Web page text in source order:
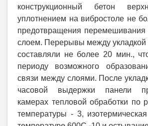
конструкционный бетон
уплотнением на вибростоле не
предотвращения перемешивания
слоем. Перерывы между
составляли не более 20 мин., что
периоду возможного
связи между слоями. После
часовой выдержки панели
камерах тепловой обработки по
температуры - 3,